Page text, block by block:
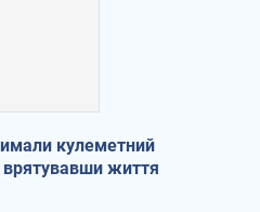
кулеметний
врятувавши життя